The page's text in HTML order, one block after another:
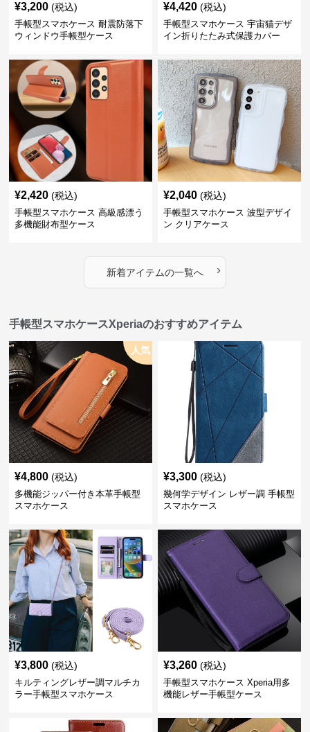
¥3,200 (税込)
手帳型スマホケース 耐震防落下
ウィンドウ手帳型ケース
¥4,420 (税込)
手帳型スマホケース 宇宙猫デザ
イン折りたたみ式保護カバー
¥2,420 (税込)
手帳型スマホケース 高級感漂う
多機能財布型ケース
¥2,040 (税込)
手帳型スマホケース 波型デザイ
ン クリアケース
新着アイテムの一覧へ ›
手帳型スマホケースXperiaのおすすめアイテム
人気
¥4,800 (税込)
多機能ジッパー付き本革手帳型
スマホケース
¥3,300 (税込)
幾何学デザイン レザー調 手帳型
スマホケース
¥3,800 (税込)
キルティングレザー調マルチカ
ラー手帳型スマホケース
¥3,260 (税込)
手帳型スマホケース Xperia用多
機能レザー手帳型ケース